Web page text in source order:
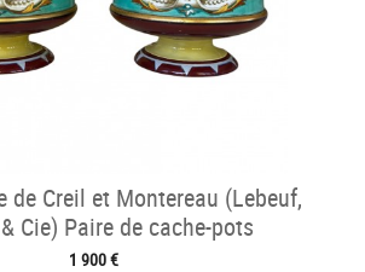
de Creil et Montereau (Lebeuf,
Cie) Paire de cache-pots
1 900 €